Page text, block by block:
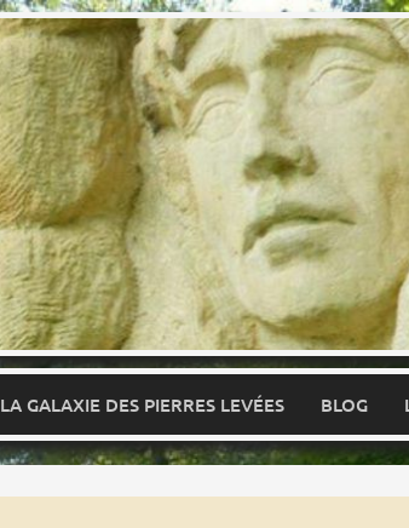
LA GALAXIE DES PIERRES LEVÉES BLOG